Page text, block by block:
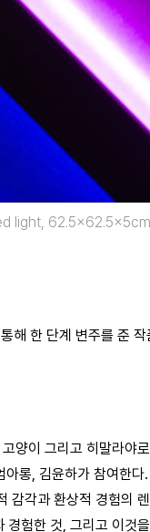
light,
해 한 단계 변주를 준
양이 그리고 히말라
롱, 김윤하가 참여한다.
각과 환상적 경험의
험한 것, 그리고 이것